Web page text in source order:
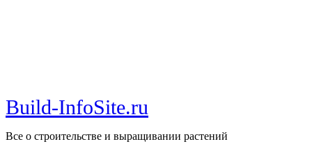
Build-InfoSite.ru
Все о строительстве и выращивании растений